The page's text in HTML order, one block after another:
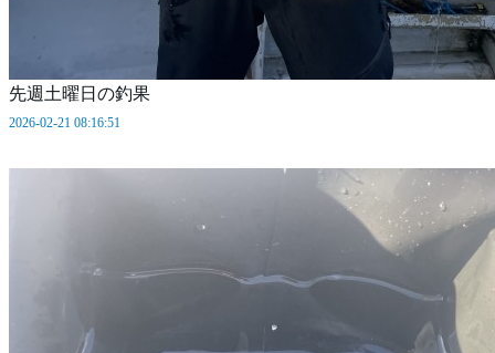
先週土曜日の釣果
2026-02-21 08:16:51